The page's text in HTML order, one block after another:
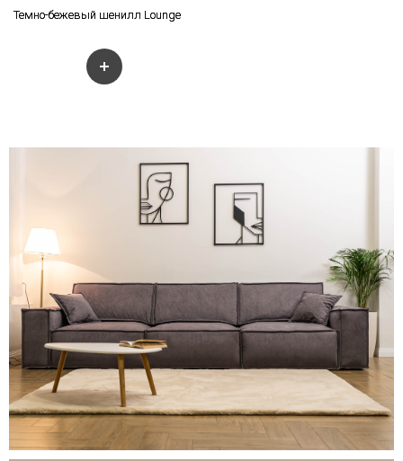
Темно-бежевый шенилл Lounge